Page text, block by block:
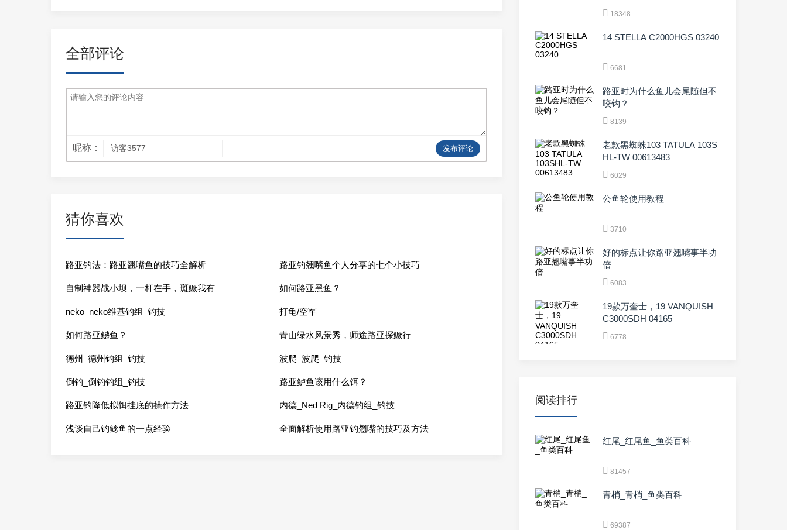
全部评论
昵称： 发布评论
猜你喜欢
路亚钓法：路亚翘嘴鱼的技巧全解析 路亚钓翘嘴鱼个人分享的七个小技巧
自制神器战小坝，一杆在手，斑鳜我有 如何路亚黑鱼？
neko_neko维基钓组_钓技 打龟/空军
如何路亚鳡鱼？ 青山绿水风景秀，师途路亚探鳜行
德州_德州钓组_钓技 波爬_波爬_钓技
倒钓_倒钓钓组_钓技 路亚鲈鱼该用什么饵？
路亚钓降低拟饵挂底的操作方法 内德_Ned Rig_内德钓组_钓技
浅谈自己钓鲶鱼的一点经验 全面解析使用路亚钓翘嘴的技巧及方法
18348
14 STELLA C2000HGS 03240
6681
路亚时为什么鱼儿会尾随但不
咬钩？
8139
老款黑蜘蛛103 TATULA 103S
HL-TW 00613483
6029
公鱼轮使用教程
3710
好的标点让你路亚翘嘴事半功
倍
6083
19款万奎士，19 VANQUISH
C3000SDH 04165
6778
阅读排行
红尾_红尾鱼_鱼类百科
81457
青梢_青梢_鱼类百科
69387